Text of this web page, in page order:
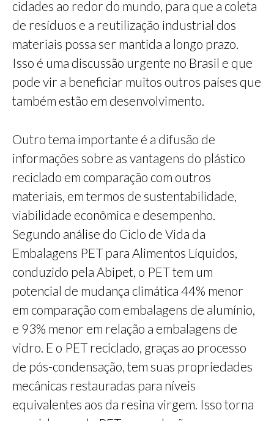
cidades ao redor do mundo, para que a coleta
de resíduos e a reutilização industrial dos
materiais possa ser mantida a longo prazo.
Isso é uma discussão urgente no Brasil e que
pode vir a beneficiar muitos outros países que
também estão em desenvolvimento.
Outro tema importante é a difusão de
informações sobre as vantagens do plástico
reciclado em comparação com outros
materiais, em termos de sustentabilidade,
viabilidade econômica e desempenho.
Segundo análise do Ciclo de Vida da
Embalagens PET para Alimentos Líquidos,
conduzido pela Abipet, o PET tem um
potencial de mudança climática 44% menor
em comparação com embalagens de alumínio,
e 93% menor em relação a embalagens de
vidro. E o PET reciclado, graças ao processo
de pós-condensação, tem suas propriedades
mecânicas restauradas para níveis
equivalentes aos da resina virgem. Isso torna